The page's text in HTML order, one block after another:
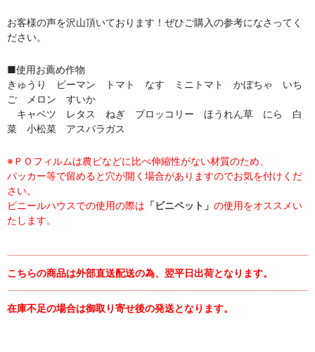
お客様の声を沢山頂いております！ぜひご購入の参考になさってく
ださい。
■使用お薦め作物
きゅうり ピーマン トマト なす ミニトマト かぼちゃ いち
ご メロン すいか
キャベツ レタス ねぎ ブロッコリー ほうれん草 にら 白
菜 小松菜 アスパラガス
※ＰＯフィルムは農ビなどに比べ伸縮性がない材質のため、
パッカー等で留めると穴が開く場合がありますのでお気を付けくだ
さい。
ビニールハウスでの使用の際は 「ビニペット」 の使用をオススメい
たします。
こちらの商品は外部直送配送の為、翌平日出荷となります。
在庫不足の場合は御取り寄せ後の発送となります。